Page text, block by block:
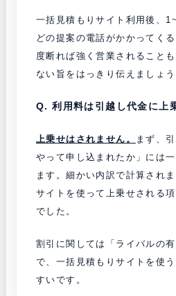
一括見積もりサイト利用後、
どの提案の電話がかかってく
度断れば強く営業されること
ない旨をはっきり伝えましょう
Q. 利用料は引越し代金に上
上乗せはされません。
まず、
やって申し込まれたか」には
ます。細かい内訳で計算され
サイトを使って上乗せされる
でした。
割引に関しては「ライバルの
で、一括見積もりサイトを使
すいです。